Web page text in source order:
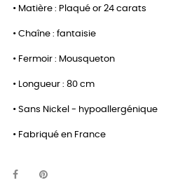
• Matière : Plaqué or 24 carats
• Chaîne : fantaisie
• Fermoir : Mousqueton
• Longueur : 80 cm
• Sans Nickel - hypoallergénique
• Fabriqué en France